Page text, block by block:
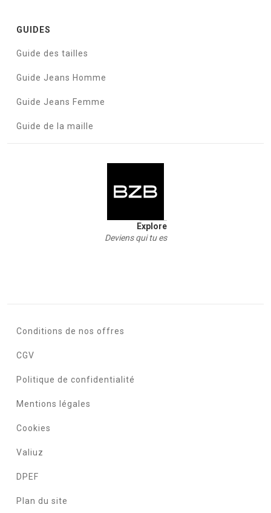
GUIDES
Guide des tailles
Guide Jeans Homme
Guide Jeans Femme
Guide de la maille
Explore
Deviens qui tu es
Conditions de nos offres
CGV
Politique de confidentialité
Mentions légales
Cookies
Valiuz
DPEF
Plan du site